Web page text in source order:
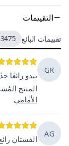
التقييمات
تقييمات البائع 3475
GK
يبدو رائعًا
المنتج
الأمامي
AG
الفستان